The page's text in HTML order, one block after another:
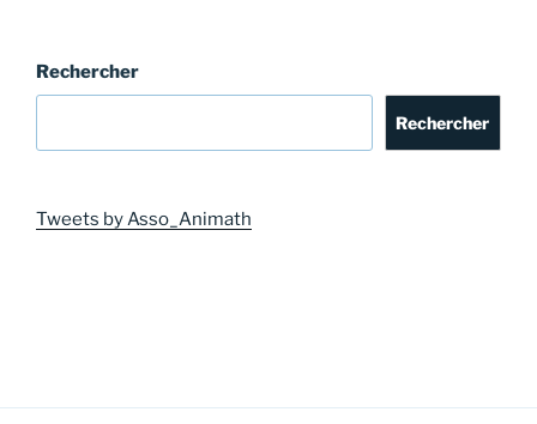
Rechercher
Rechercher
Tweets by Asso_Animath